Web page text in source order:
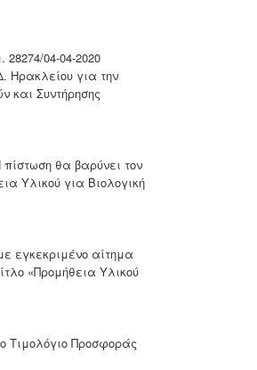
04-04-2020
Ηρακλείου για την
και Συντήρησης
θα βαρύνει τον
Υλικού για Βιολογική
εγκεκριμένο αίτημα
«Προμήθεια Υλικού
Τιμολόγιο Προσφοράς